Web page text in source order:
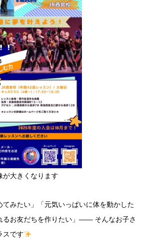
大きくなります
てみたい」「元気いっぱいに体を動かした
るお友だちを作りたい」—— そんなお子さ
スです